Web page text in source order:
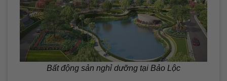
Bất động sản nghỉ dưỡng tại Bảo Lộc